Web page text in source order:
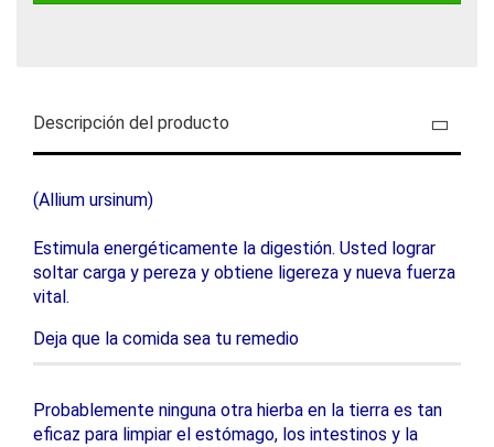
Descripción del producto
(Allium ursinum)
Estimula energéticamente la digestión. Usted lograr
soltar carga y pereza y obtiene ligereza y nueva fuerza
vital.
Deja que la comida sea tu remedio
Probablemente ninguna otra hierba en la tierra es tan
eficaz para limpiar el estómago, los intestinos y la